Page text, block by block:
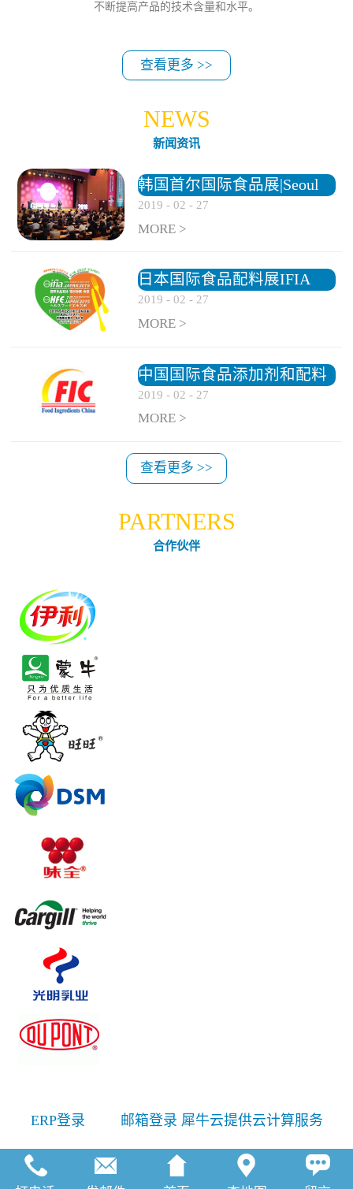
不断提高产品的技术含量和水平。
查看更多 >>
NEWS
新闻资讯
韩国首尔国际食品展|Seoul
Food
2019 - 02 - 27
MORE >
日本国际食品配料展IFIA
2019 - 02 - 27
MORE >
中国国际食品添加剂和配料
展览会
2019 - 02 - 27
MORE >
查看更多 >>
PARTNERS
合作伙伴
ERP登录 邮箱登录 犀牛云提供云计算服务